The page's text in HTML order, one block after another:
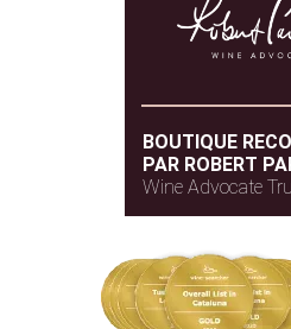
BOUTIQUE
PAR ROBERT
Wine Advocate